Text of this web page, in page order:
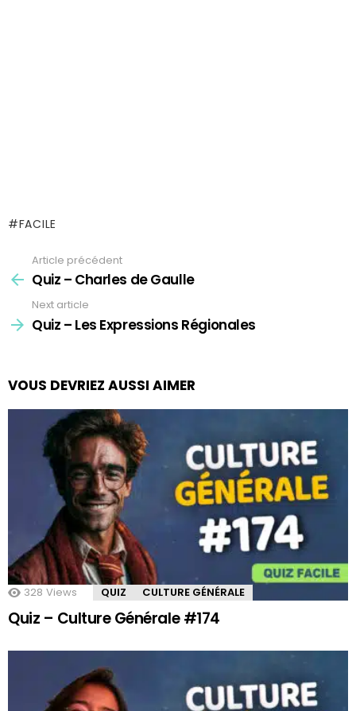
FACILE
more
Article précédent
Quiz – Charles de Gaulle
Next article
Quiz – Les Expressions Régionales
VOUS DEVRIEZ AUSSI AIMER
328 Views QUIZ CULTURE GÉNÉRALE
Quiz – Culture Générale #174